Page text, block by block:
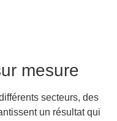
mesure
secteurs, des
un résultat qui